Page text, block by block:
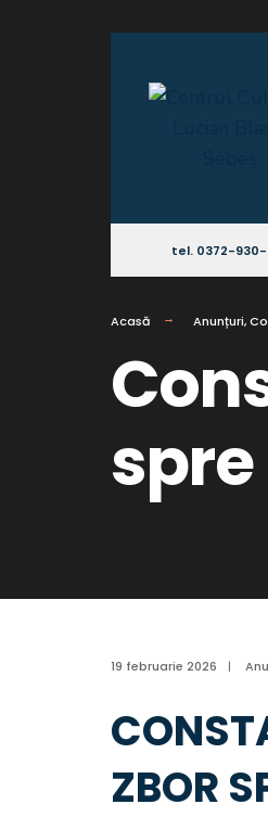
tel. 0372-930-
Acasă Anunțuri,
19 februarie 2026 |
ZBOR